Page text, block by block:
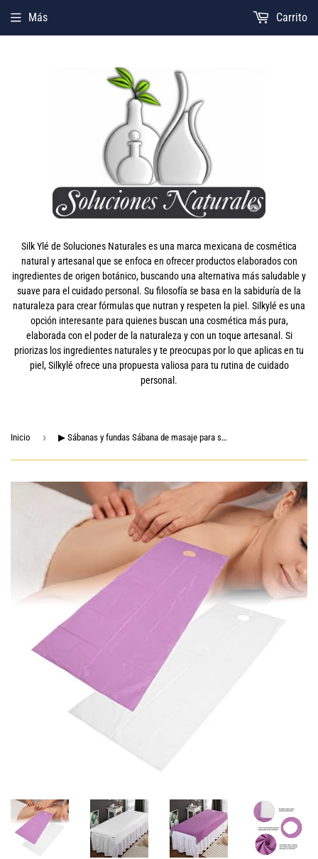
Silk Ylé de Soluciones Naturales es una marca mexicana de cosmética
natural y artesanal que se enfoca en ofrecer productos elaborados con
ingredientes de origen botánico, buscando una alternativa más saludable y
suave para el cuidado personal. Su filosofía se basa en la sabiduría de la
naturaleza para crear fórmulas que nutran y respeten la piel. Silkylé es una
opción interesante para quienes buscan una cosmética más pura,
elaborada con el poder de la naturaleza y con un toque artesanal. Si
priorizas los ingredientes naturales y te preocupas por lo que aplicas en tu
piel, Silkylé ofrece una propuesta valiosa para tu rutina de cuidado
personal.
Más Carrito
Inicio › ▶ Sábanas y fundas Sábana de masaje para spa, 2 uds, Reutilizables, impermeables, de algodón suave, resistentes al aceite, para salón de belleza, sábanas para mesa con orificio para la cama(#1)